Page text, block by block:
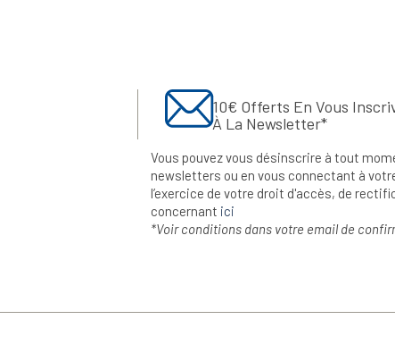
10€ Offerts En Vous
À La Newsletter*
Vous pouvez vous désinscrire à tout
newsletters ou en vous connectant à
l’exercice de votre droit d'accès, de
concernant ici
*Voir conditions dans votre email de